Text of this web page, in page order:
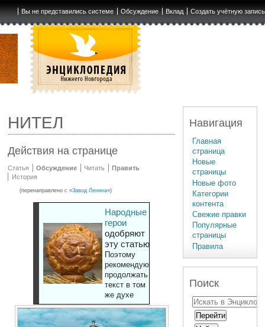
Вы не представились системе Обсуждение Вклад Создать учётную запись
НИТЕЛ
Действия на странице
Статья Обсуждение Читать
Править
История
(перенаправлено с «Завод Ленина»)
Народные
герои
одобряют
эту статью
Поэтому
рекомендуют
продолжать
текст в том
же духе
Навигация
Главная
страница
Новые
страницы
Новые фото
Категории
контента
Свежие правки
Популярные
страницы
Правила
Поиск